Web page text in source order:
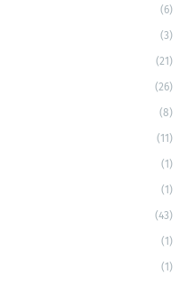
(6)
(3)
(21)
(26)
(8)
(11)
(1)
(1)
(43)
(1)
(1)